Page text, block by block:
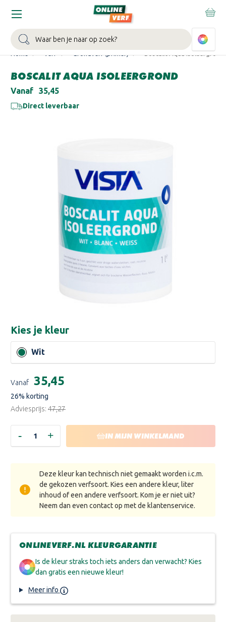
Zoeken
WIN EEN BALLONVAART:Bij besteding vanaf €100,- aan Sikkens
muurverf en/of lak.
Bekijk actie >
Home Verf Grondverf (primer) Boscalit Aqua Isoleergrond
BOSCALIT AQUA ISOLEERGROND
Vanaf €35,45
Direct leverbaar
Kies je kleur
Wit
voorraad:
Vanaf €35,45
26% korting
Adviesprijs: €47,27
HOEVEELHEID
VAN
ISOLEERGROND
- HOEVEELHEID
VAN
ISOLEERGROND
+ IN MIJN WINKELMAND
Deze kleur kan technisch niet gemaakt worden i.c.m.
de gekozen verfsoort. Kies een andere kleur, liter
inhoud of een andere verfsoort. Kom je er niet uit?
Neem dan even contact op met de klantenservice.
ONLINEVERF.NL KLEURGARANTIE
Is de kleur straks toch iets anders dan verwacht? Kies
dan gratis een nieuwe kleur!
Meer info